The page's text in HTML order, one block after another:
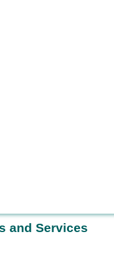
and Services